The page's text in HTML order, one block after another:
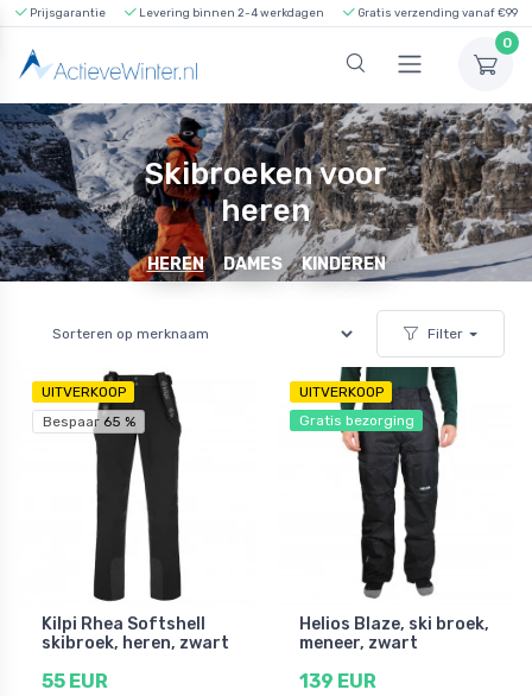
Prijsgarantie Levering binnen 2-4 werkdagen Gratis verzending vanaf €99
0
Skibroeken voor
heren
HEREN DAMES KINDEREN
Filter
UITVERKOOP
Bespaar 65 %
Kilpi Rhea Softshell
skibroek, heren, zwart
55 EUR
UITVERKOOP
Gratis bezorging
Helios Blaze, ski broek,
meneer, zwart
139 EUR